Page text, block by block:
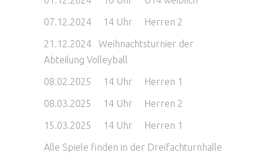
07.12.2024 14 Uhr Herren 2
21.12.2024 Weihnachtsturnier der
Abteilung Volleyball
08.02.2025 14 Uhr Herren 1
08.03.2025 14 Uhr Herren 2
15.03.2025 14 Uhr Herren 1
Alle Spiele finden in der Dreifachturnhalle